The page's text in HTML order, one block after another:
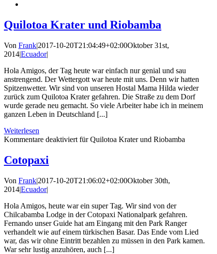
Quilotoa Krater und Riobamba
Von Frank|2017-10-20T21:04:49+02:00Oktober 31st,
2014|Ecuador|
Hola Amigos, der Tag heute war einfach nur genial und sau
anstrengend. Der Wettergott war heute mit uns. Denn wir hatten
Spitzenwetter. Wir sind von unseren Hostal Mama Hilda wieder
zurück zum Quilotoa Krater gefahren. Die Straße zu dem Dorf
wurde gerade neu gemacht. So viele Arbeiter habe ich in meinem
ganzen Leben in Deutschland [...]
Weiterlesen
Kommentare deaktiviert für Quilotoa Krater und Riobamba
Cotopaxi
Von Frank|2017-10-20T21:06:02+02:00Oktober 30th,
2014|Ecuador|
Hola Amigos, heute war ein super Tag. Wir sind von der
Chilcabamba Lodge in der Cotopaxi Nationalpark gefahren.
Fernando unser Guide hat am Eingang mit den Park Ranger
verhandelt wie auf einem türkischen Basar. Das Ende vom Lied
war, das wir ohne Eintritt bezahlen zu müssen in den Park kamen.
War sehr lustig anzuhören, auch [...]